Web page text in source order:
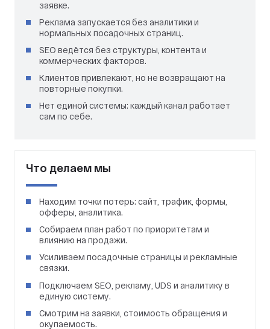
заявке.
Реклама запускается без аналитики и
нормальных посадочных страниц.
SEO ведётся без структуры, контента и
коммерческих факторов.
Клиентов привлекают, но не возвращают на
повторные покупки.
Нет единой системы: каждый канал работает
сам по себе.
Что делаем мы
Находим точки потерь: сайт, трафик, формы,
офферы, аналитика.
Собираем план работ по приоритетам и
влиянию на продажи.
Усиливаем посадочные страницы и рекламные
связки.
Подключаем SEO, рекламу, UDS и аналитику в
единую систему.
Смотрим на заявки, стоимость обращения и
окупаемость.